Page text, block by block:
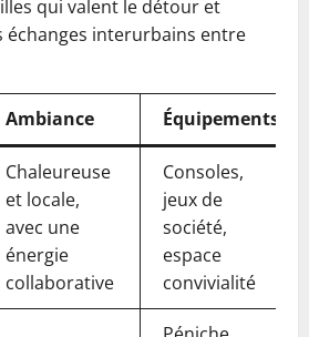
qui valent le détour et
échanges interurbains entre
Ambiance Équipements
Chaleureuse
et locale,
avec une
énergie
collaborative
Consoles,
jeux de
société,
espace
convivialité